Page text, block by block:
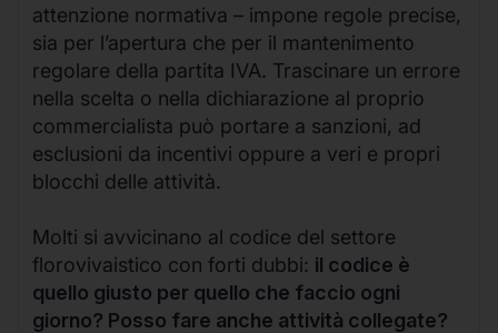
attenzione normativa – impone regole precise,
sia per l’apertura che per il mantenimento
regolare della partita IVA. Trascinare un errore
nella scelta o nella dichiarazione al proprio
commercialista può portare a sanzioni, ad
esclusioni da incentivi oppure a veri e propri
blocchi delle attività.
Molti si avvicinano al codice del settore
florovivaistico con forti dubbi: il codice è
quello giusto per quello che faccio ogni
giorno? Posso fare anche attività collegate?